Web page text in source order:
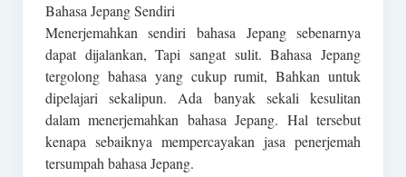
Bahasa Jepang Sendiri
Menerjemahkan sendiri bahasa Jepang sebenarnya
dapat dijalankan, Tapi sangat sulit. Bahasa Jepang
tergolong bahasa yang cukup rumit, Bahkan untuk
dipelajari sekalipun. Ada banyak sekali kesulitan
dalam menerjemahkan bahasa Jepang. Hal tersebut
kenapa sebaiknya mempercayakan jasa penerjemah
tersumpah bahasa Jepang.